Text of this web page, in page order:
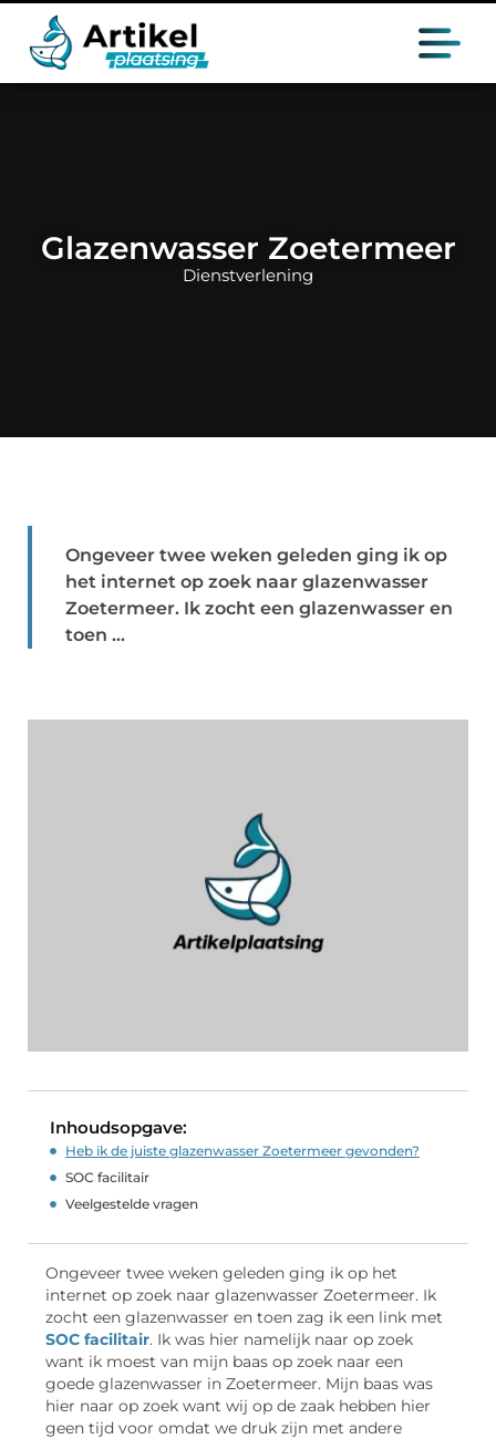
Glazenwasser Zoetermeer
Dienstverlening
Ongeveer twee weken geleden ging ik op
het internet op zoek naar glazenwasser
Zoetermeer. Ik zocht een glazenwasser en
toen ...
Inhoudsopgave:
Heb ik de juiste glazenwasser Zoetermeer gevonden?
SOC facilitair
Veelgestelde vragen
Ongeveer twee weken geleden ging ik op het
internet op zoek naar glazenwasser Zoetermeer. Ik
zocht een glazenwasser en toen zag ik een link met
SOC facilitair. Ik was hier namelijk naar op zoek
want ik moest van mijn baas op zoek naar een
goede glazenwasser in Zoetermeer. Mijn baas was
hier naar op zoek want wij op de zaak hebben hier
geen tijd voor omdat we druk zijn met andere